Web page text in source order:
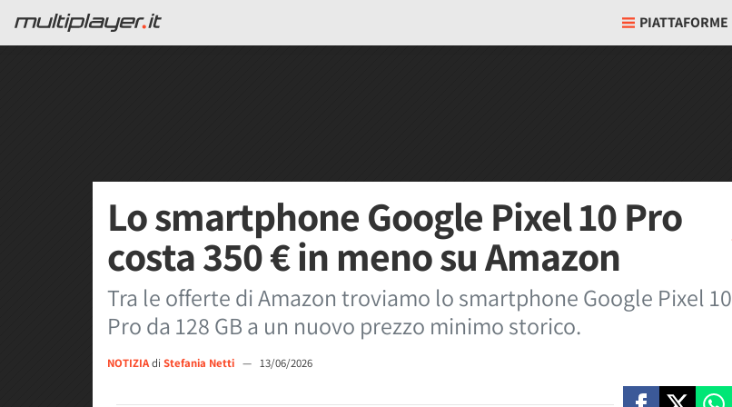
PIATTAFORME
Lo smartphone Google Pixel 10 Pro
costa 350 € in meno su Amazon
Tra le offerte di Amazon troviamo lo smartphone Google Pixel 10
Pro da 128 GB a un nuovo prezzo minimo storico.
NOTIZIAdi Stefania Netti — 13/06/2026